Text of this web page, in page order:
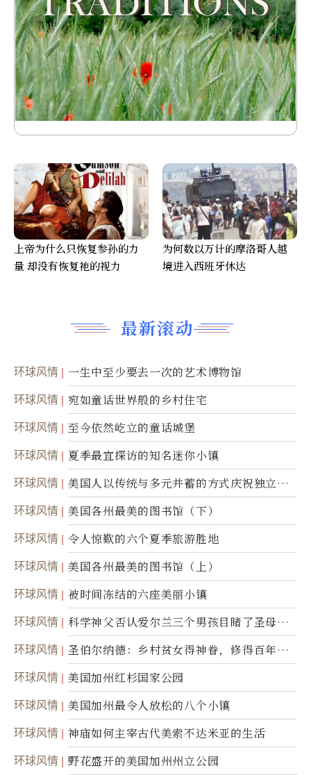
最新滚动
环球风情 一生中至少要去一次的艺术博物馆
环球风情 宛如童话世界般的乡村住宅
环球风情 至今依然屹立的童话城堡
环球风情 夏季最宜探访的知名迷你小镇
环球风情
美国人以传统与多元并蓄的方式庆祝独立日2
50周年
环球风情 美国各州最美的图书馆（下）
环球风情 令人惊歎的六个夏季旅游胜地
环球风情 美国各州最美的图书馆（上）
环球风情 被时间冻结的六座美丽小镇
环球风情
科学神父否认爱尔兰三个男孩目睹了圣母显
灵
环球风情
圣伯尔纳德：乡村贫女得神眷，修得百年不
腐身
环球风情 美国加州红杉国家公园
环球风情 美国加州最令人放松的八个小镇
环球风情 神庙如何主宰古代美索不达米亚的生活
环球风情 野花盛开的美国加州州立公园
上帝为什么只恢复参孙的力
量 却没有恢复祂的视力
为何数以万计的摩洛哥人越
境进入西班牙休达